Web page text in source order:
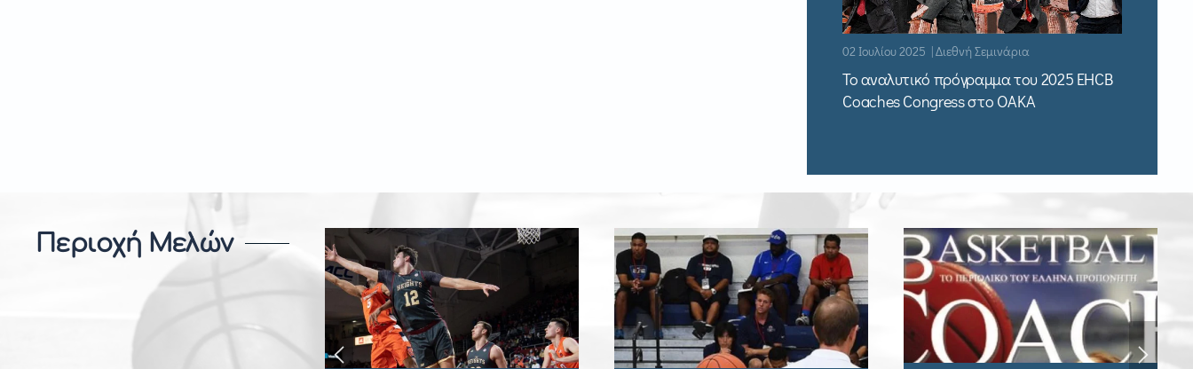
02 Ιουλίου 2025 | Διεθνή Σεμινάρια
Το αναλυτικό πρόγραμμα του 2025 EHCB
Coaches Congress στο ΟΑΚΑ
Περιοχή Μελών